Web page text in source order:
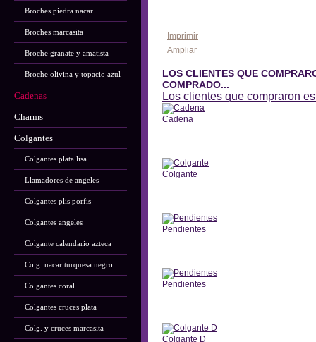
Broches piedra nacar
Broches marcasita
Broche granate y amatista
Broche olivina y topacio azul
Cadenas
Charms
Colgantes
Colgantes plata lisa
Llamadores de angeles
Colgantes plis porfis
Colgantes angeles
Colgante calendario azteca
Colg. nacar turquesa negro
Colgantes coral
Colgantes cruces plata
Colg. y cruces marcasita
Imprimir
Ampliar
LOS CLIENTES QUE
COMPRADO...
Los clientes que compraron
Cadena
Colgante
Pendientes
Pendientes
Colgante D